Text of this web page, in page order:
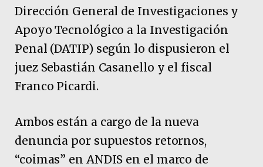
Dirección General de Investigaciones y
Apoyo Tecnológico a la Investigación
Penal (DATIP) según lo dispusieron el
juez Sebastián Casanello y el fiscal
Franco Picardi.
Ambos están a cargo de la nueva
denuncia por supuestos retornos,
“coimas” en ANDIS en el marco de